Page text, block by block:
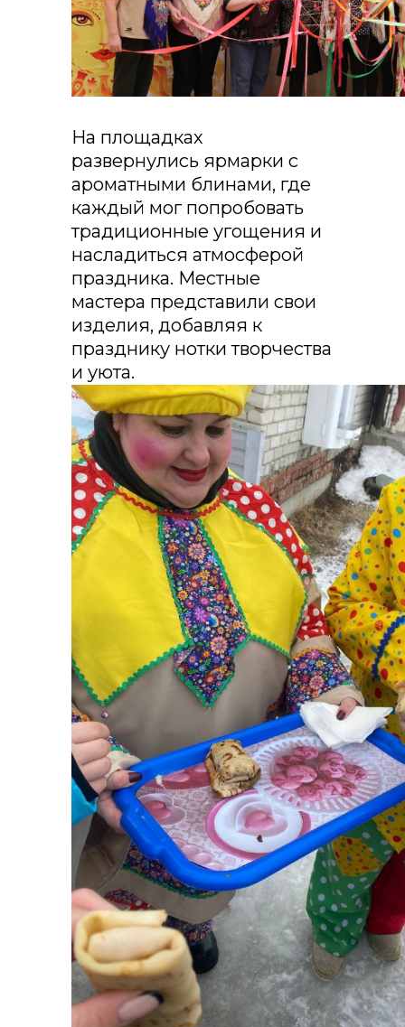
На площадках
развернулись ярмарки с
ароматными блинами, где
каждый мог попробовать
традиционные угощения и
насладиться атмосферой
праздника. Местные
мастера представили свои
изделия, добавляя к
празднику нотки творчества
и уюта.